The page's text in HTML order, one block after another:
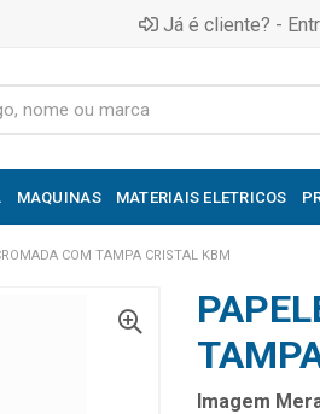
Já é cliente? -
MAQUINAS MATERIAIS ELETRICOS
COM TAMPA CRISTAL KBM
Imagem